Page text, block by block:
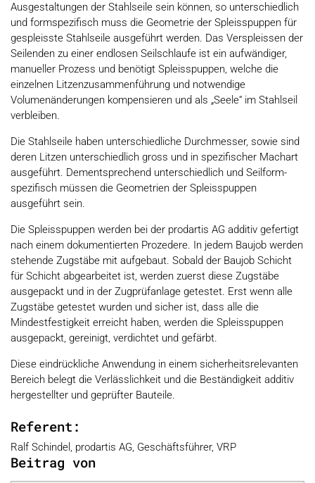
Ausgestaltungen der Stahlseile sein können, so unterschiedlich
und formspezifisch muss die Geometrie der Spleisspuppen für
gespleisste Stahlseile ausgeführt werden. Das Verspleissen der
Seilenden zu einer endlosen Seilschlaufe ist ein aufwändiger,
manueller Prozess und benötigt Spleisspuppen, welche die
einzelnen Litzenzusammenführung und notwendige
Volumenänderungen kompensieren und als „Seele“ im Stahlseil
verbleiben.
Die Stahlseile haben unterschiedliche Durchmesser, sowie sind
deren Litzen unterschiedlich gross und in spezifischer Machart
ausgeführt. Dementsprechend unterschiedlich und Seilform-
spezifisch müssen die Geometrien der Spleisspuppen
ausgeführt sein.
Die Spleisspuppen werden bei der prodartis AG additiv gefertigt
nach einem dokumentierten Prozedere. In jedem Baujob werden
stehende Zugstäbe mit aufgebaut. Sobald der Baujob Schicht
für Schicht abgearbeitet ist, werden zuerst diese Zugstäbe
ausgepackt und in der Zugprüfanlage getestet. Erst wenn alle
Zugstäbe getestet wurden und sicher ist, dass alle die
Mindestfestigkeit erreicht haben, werden die Spleisspuppen
ausgepackt, gereinigt, verdichtet und gefärbt.
Diese eindrückliche Anwendung in einem sicherheitsrelevanten
Bereich belegt die Verlässlichkeit und die Beständigkeit additiv
hergestellter und geprüfter Bauteile.
Referent:
Ralf Schindel, prodartis AG, Geschäftsführer, VRP
Beitrag von